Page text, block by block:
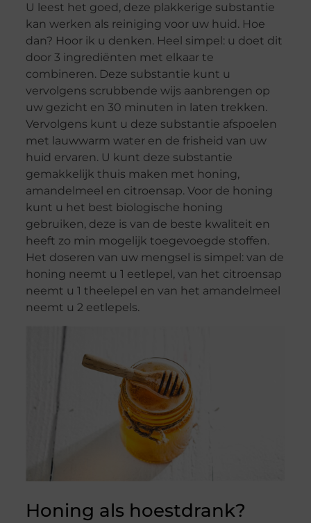
U leest het goed, deze plakkerige substantie
kan werken als reiniging voor uw huid. Hoe
dan? Hoor ik u denken. Heel simpel: u doet dit
door 3 ingrediënten met elkaar te
combineren. Deze substantie kunt u
vervolgens scrubbende wijs aanbrengen op
uw gezicht en 30 minuten in laten trekken.
Vervolgens kunt u deze substantie afspoelen
met lauwwarm water en de frisheid van uw
huid ervaren. U kunt deze substantie
gemakkelijk thuis maken met honing,
amandelmeel en citroensap. Voor de honing
kunt u het best biologische honing
gebruiken, deze is van de beste kwaliteit en
heeft zo min mogelijk toegevoegde stoffen.
Het doseren van uw mengsel is simpel: van de
honing neemt u 1 eetlepel, van het citroensap
neemt u 1 theelepel en van het amandelmeel
neemt u 2 eetlepels.
Honing als hoestdrank?